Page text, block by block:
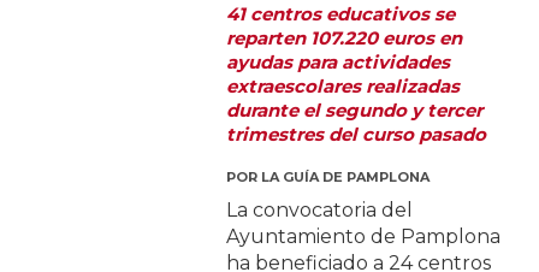
41 centros educativos se
reparten 107.220 euros en
ayudas para actividades
extraescolares realizadas
durante el segundo y tercer
trimestres del curso pasado
POR LA GUÍA DE PAMPLONA
La convocatoria del
Ayuntamiento de Pamplona
ha beneficiado a 24 centros